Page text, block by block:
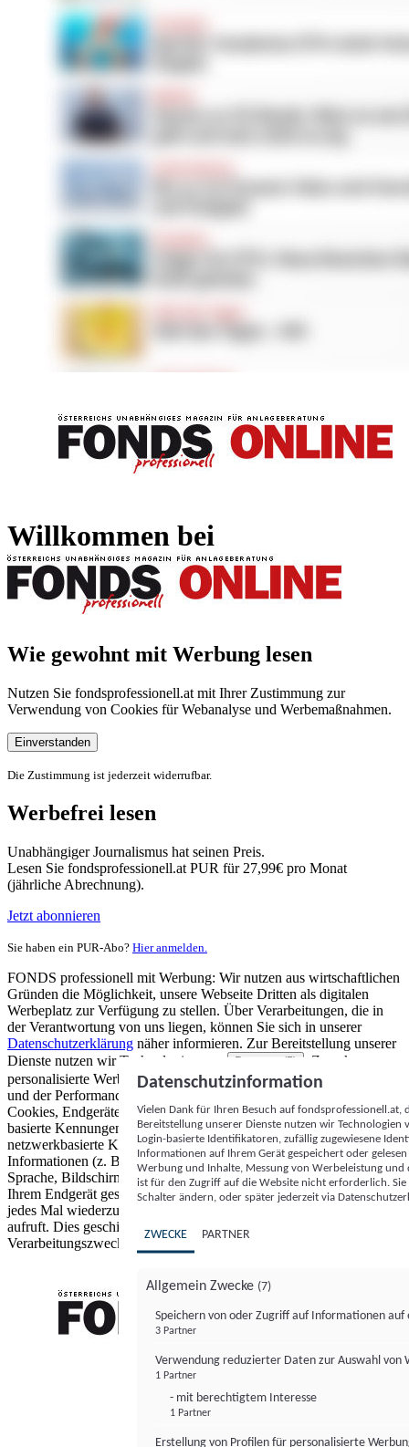
Willkommen bei
Wie gewohnt mit Werbung lesen
Nutzen Sie fondsprofessionell.at mit Ihrer Zustimmung zur
Verwendung von Cookies für Webanalyse und Werbemaßnahmen.
Einverstanden
Die Zustimmung ist jederzeit widerrufbar.
Werbefrei lesen
Unabhängiger Journalismus hat seinen Preis.
Lesen Sie fondsprofessionell.at PUR für 27,99€ pro Monat
(jährliche Abrechnung).
Jetzt abonnieren
Sie haben ein PUR-Abo? Hier anmelden.
FONDS professionell mit Werbung: Wir nutzen aus wirtschaftlichen
Gründen die Möglichkeit, unsere Webseite Dritten als digitalen
Werbeplatz zur Verfügung zu stellen. Über Verarbeitungen, die in
der Verantwortung von uns liegen, können Sie sich in unserer
Datenschutzerklärung näher informieren. Zur Bereitstellung unserer
Dienste nutzen wir Technologien von
Partnern (5)
. Zwecke:
personalisierte Werbung und Inhalte, Messung von Werbeleistung
und der Performance von Inhalten sowie Zielgruppenforschung.
Cookies, Endgeräte- oder ähnliche Online-Kennungen (z. B. login-
basierte Kennungen, zufällig generierte Kennungen,
netzwerkbasierte Kennungen) können zusammen mit anderen
Informationen (z. B. Browsertyp und Browserinformationen,
Sprache, Bildschirmgröße, unterstützte Technologien usw.) auf
Ihrem Endgerät gespeichert oder von dort ausgelesen werden, um es
jedes Mal wiederzuerkennen, wenn es eine App oder einer Webseite
aufruft. Dies geschieht für einen oder mehrere der hier aufgeführten
Verarbeitungszwecke.
Datenschutzinformation
Vielen Dank für Ihren Besuch auf
Bereitstellung unserer Dienste nutzen wir Technologien
Login-basierte Identifikatoren, zufällig zugewiesene
Informationen auf Ihrem Gerät gespeichert oder
Werbung und Inhalte, Messung von Werbeleistung
ist für den Zugriff auf die Website nicht erforderlich.
Schalter ändern, oder später jederzeit via
ZWECKE PARTNER
Allgemein Zwecke (7)
Speichern von oder Zugriff auf Informationen auf
3 Partner
Verwendung reduzierter Daten zur Auswahl von
1 Partner
- mit berechtigtem Interesse
1 Partner
Erstellung von Profilen für personalisierte
FONDS professionell